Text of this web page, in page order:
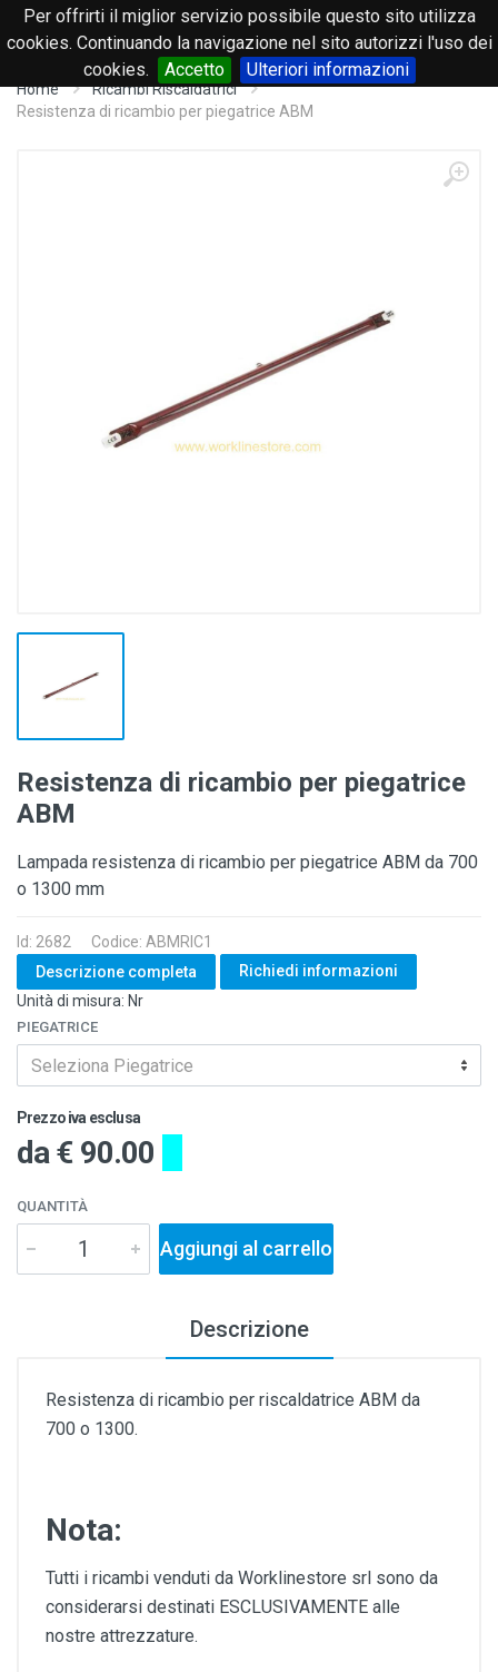
Per offrirti il miglior servizio possibile questo sito utilizza
cookies. Continuando la navigazione nel sito autorizzi l'uso dei
cookies.
Accetto Ulteriori informazioni
0
Home
Ricambi Riscaldatrici
Resistenza di ricambio per piegatrice ABM
Resistenza di ricambio per piegatrice
ABM
Lampada resistenza di ricambio per piegatrice ABM da 700
o 1300 mm
Id: 2682
Codice: ABMRIC1
Descrizione completa
Richiedi informazioni
Unità di misura: Nr
PIEGATRICE
Seleziona Piegatrice
Prezzo iva esclusa
da€ 90.00
QUANTITÀ
Aggiungi al carrello
Descrizione
Resistenza di ricambio per riscaldatrice ABM da
700 o 1300.
Nota:
Tutti i ricambi venduti da Worklinestore srl sono da
considerarsi destinati ESCLUSIVAMENTE alle
nostre attrezzature.